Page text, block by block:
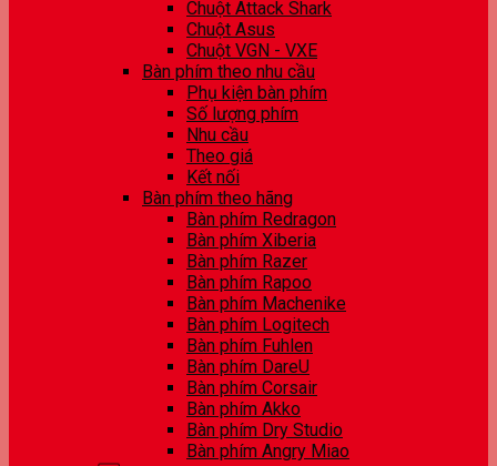
Chuột Attack Shark
Chuột Asus
Chuột VGN - VXE
Bàn phím theo nhu cầu
Phụ kiện bàn phím
Số lượng phím
Nhu cầu
Theo giá
Kết nối
Bàn phím theo hãng
Bàn phím Redragon
Bàn phím Xiberia
Bàn phím Razer
Bàn phím Rapoo
Bàn phím Machenike
Bàn phím Logitech
Bàn phím Fuhlen
Bàn phím DareU
Bàn phím Corsair
Bàn phím Akko
Bàn phím Dry Studio
Bàn phím Angry Miao